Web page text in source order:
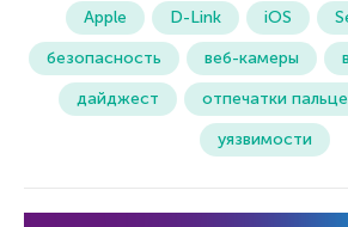
Apple D-Link iOS
безопасность
веб-камеры
дайджест
отпечатки
уязвимости